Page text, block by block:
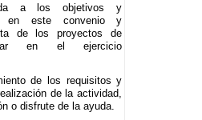
a los objetivos y
en este convenio y
de los proyectos de
en el ejercicio
de los requisitos y
de la actividad,
o disfrute de la ayuda.